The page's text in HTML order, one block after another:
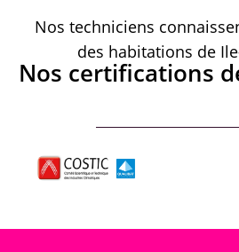
Nos techniciens
des habitations de
Nos certifications